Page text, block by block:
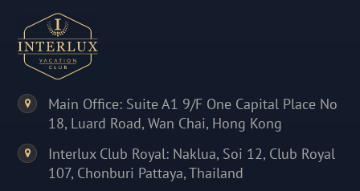
Main Office: Suite A1 9/F One Capital Place No
18, Luard Road, Wan Chai, Hong Kong
Interlux Club Royal: Naklua, Soi 12, Club Royal
107, Chonburi Pattaya, Thailand